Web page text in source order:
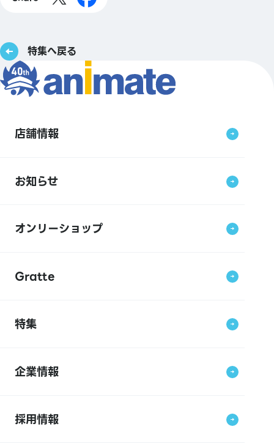
特集へ戻る
店舗情報
お知らせ
オンリーショップ
Gratte
特集
企業情報
採用情報